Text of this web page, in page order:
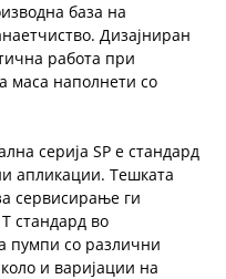
база на
Дизајниран
работа при
маса наполнети со
серија SP е стандард
апликации. Тешката
сервисирање ги
стандард во
пумпи со различни
и варијации на